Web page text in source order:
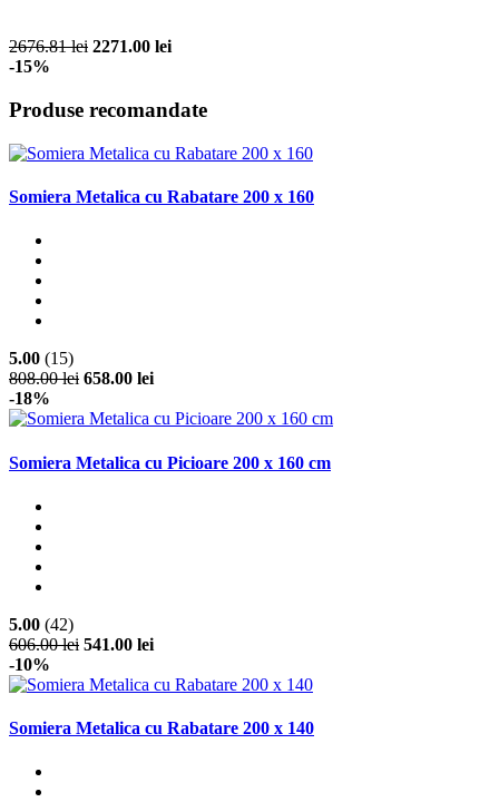
2676.81 lei 2271.00 lei
-15%
Produse recomandate
Somiera Metalica cu Rabatare 200 x 160
5.00 (15)
808.00 lei 658.00 lei
-18%
Somiera Metalica cu Picioare 200 x 160 cm
5.00 (42)
606.00 lei 541.00 lei
-10%
Somiera Metalica cu Rabatare 200 x 140